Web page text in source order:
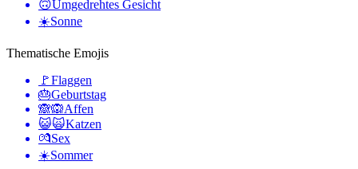
🙃Umgedrehtes Gesicht
☀️Sonne
Thematische Emojis
🚩Flaggen
🎂Geburtstag
🙈🙉Affen
😺🙀Katzen
💏Sex
☀️Sommer